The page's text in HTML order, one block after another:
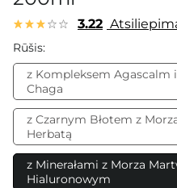
3.22
Rūšis:
z Kompleksem Agascalm
Chaga
z Czarnym Błotem z
Herbatą
z Minerałami z Morza
Hialuronowym